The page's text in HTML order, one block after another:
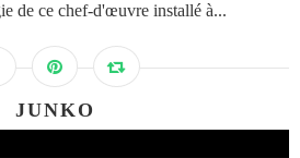
de ce chef-d'œuvre installé à...
JUNKO